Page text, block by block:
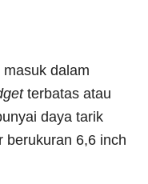
dalam
terbatas atau
daya tarik
berukuran 6,6 inch